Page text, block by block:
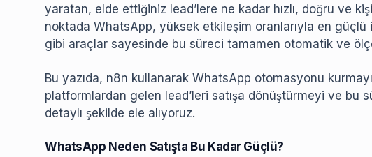
yaratan, elde ettiğiniz lead’lere ne kadar hızlı, doğru ve
noktada WhatsApp, yüksek etkileşim oranlarıyla en güçlü
gibi araçlar sayesinde bu süreci tamamen otomatik ve
Bu yazıda, n8n kullanarak WhatsApp otomasyonu
platformlardan gelen lead’leri satışa dönüştürmeyi ve bu
detaylı şekilde ele alıyoruz.
WhatsApp Neden Satışta Bu Kadar Güçlü?